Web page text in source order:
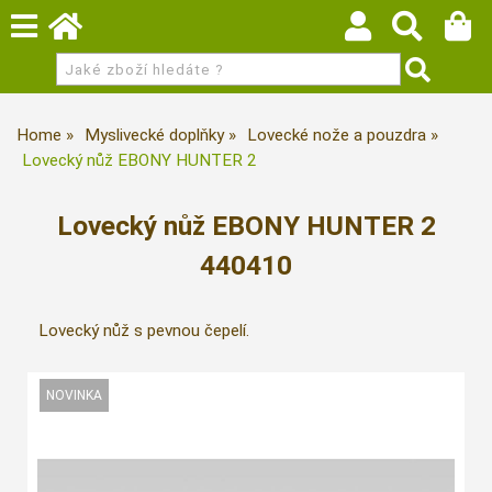
Home Myslivecké doplňky
Lovecké nože a pouzdra
Lovecký nůž EBONY HUNTER 2
Lovecký nůž EBONY HUNTER 2
440410
Lovecký nůž s pevnou čepelí.